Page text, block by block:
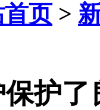
首页>
护